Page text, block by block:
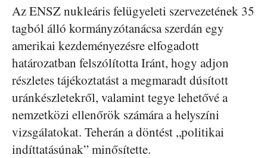
Az ENSZ nukleáris felügyeleti szervezetének 35
tagból álló kormányzótanácsa szerdán egy
amerikai kezdeményezésre elfogadott
határozatban felszólította Iránt, hogy adjon
részletes tájékoztatást a megmaradt dúsított
uránkészletekről, valamint tegye lehetővé a
nemzetközi ellenőrök számára a helyszíni
vizsgálatokat. Teherán a döntést „politikai
indíttatásúnak” minősítette.